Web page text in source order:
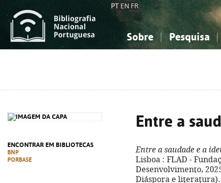
PT EN FR
Sobre Pesquisa
ENCONTRAR EM BIBLIOTECAS
BNP
PORBASE
Entre a
Entre a saudade e a
Lisboa : FLAD -
Desenvolvimento,
Diáspora e literatura).